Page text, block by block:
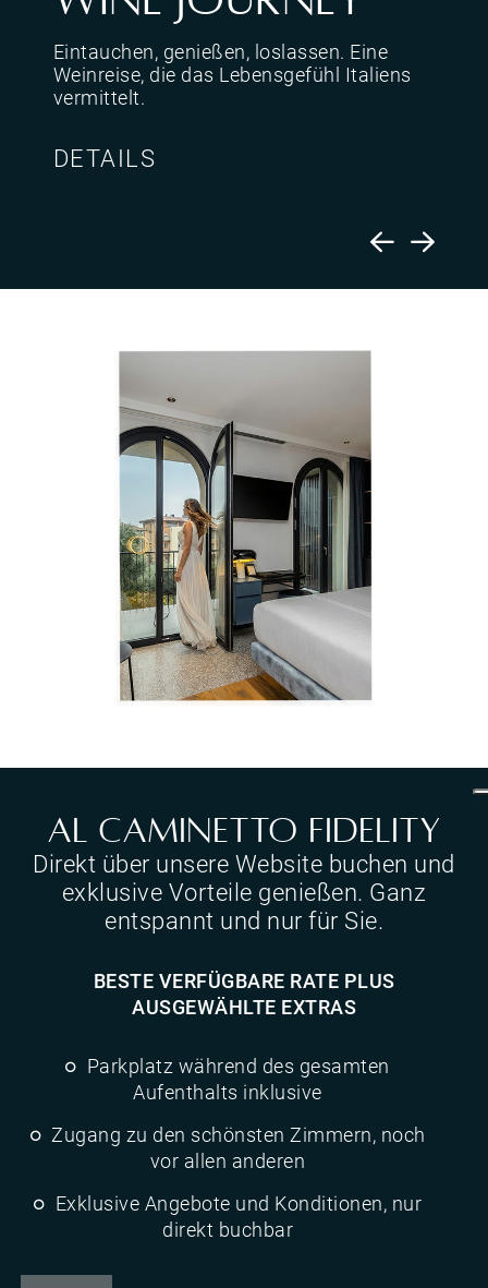
Eintauchen, genießen, loslassen. Eine
Weinreise, die das Lebensgefühl Italiens
vermittelt.
DETAILS
Al Caminetto Fidelity
Direkt über unsere Website buchen und
exklusive Vorteile genießen. Ganz
entspannt und nur für Sie.
BESTE VERFÜGBARE RATE PLUS
AUSGEWÄHLTE EXTRAS
Parkplatz während des gesamten
Aufenthalts inklusive
Zugang zu den schönsten Zimmern, noch
vor allen anderen
Exklusive Angebote und Konditionen, nur
direkt buchbar